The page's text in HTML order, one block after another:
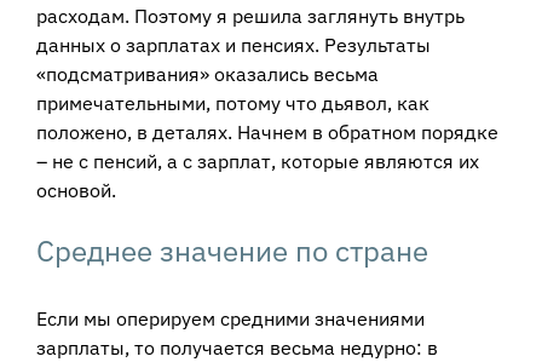
расходам. Поэтому я решила заглянуть внутрь
данных о зарплатах и пенсиях. Результаты
«подсматривания» оказались весьма
примечательными, потому что дьявол, как
положено, в деталях. Начнем в обратном порядке
– не с пенсий, а с зарплат, которые являются их
основой.
Среднее значение по стране
Если мы оперируем средними значениями
зарплаты, то получается весьма недурно: в